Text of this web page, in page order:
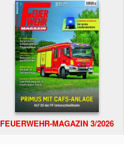
FEUERWEHR-MAGAZIN 3/2026